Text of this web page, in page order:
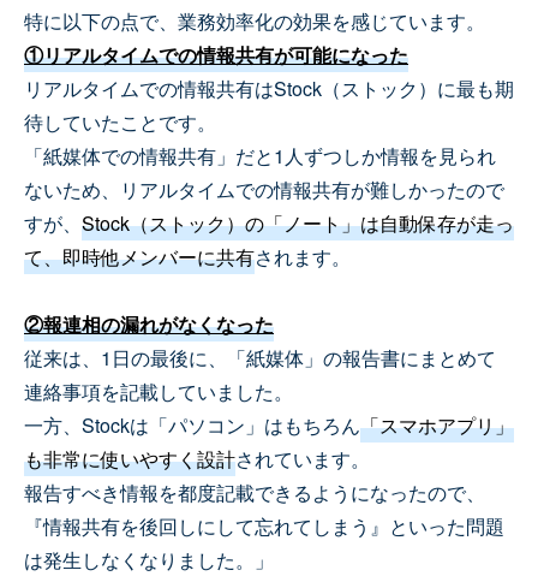
特に以下の点で、業務効率化の効果を感じています。
①リアルタイムでの情報共有が可能になった
リアルタイムでの情報共有はStock（ストック）に最も期
待していたことです。
「紙媒体での情報共有」だと1人ずつしか情報を見られ
ないため、リアルタイムでの情報共有が難しかったので
すが、 Stock（ストック）の「ノート」は自動保存が走っ
て、即時他メンバーに共有されます。
②報連相の漏れがなくなった
従来は、1日の最後に、「紙媒体」の報告書にまとめて
連絡事項を記載していました。
一方、Stockは「パソコン」はもちろん「スマホアプリ」
も非常に使いやすく設計されています。
報告すべき情報を都度記載できるようになったので、
『情報共有を後回しにして忘れてしまう』といった問題
は発生しなくなりました。」